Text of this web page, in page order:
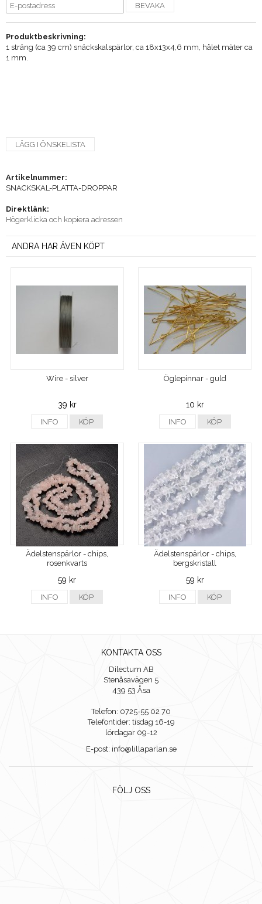
BEVAKA
Produktbeskrivning:
1 sträng (ca 39 cm) snäckskalspärlor, ca 18x13x4,6 mm, hålet mäter ca
1 mm.
LÄGG I ÖNSKELISTA
Artikelnummer:
SNACKSKAL-PLATTA-DROPPAR
Direktlänk:
Högerklicka och kopiera adressen
ANDRA HAR ÄVEN KÖPT
Wire - silver
39 kr
INFO KÖP
Öglepinnar - guld
10 kr
INFO KÖP
Ädelstenspärlor - chips,
rosenkvarts
59 kr
INFO KÖP
Ädelstenspärlor - chips,
bergskristall
59 kr
INFO KÖP
KONTAKTA OSS
Dilectum AB
Stenåsavägen 5
439 53 Åsa
Telefon: 0725-55 02 70
Telefontider: tisdag 16-19
lördagar 09-12
E-post: info@lillaparlan.se
FÖLJ OSS